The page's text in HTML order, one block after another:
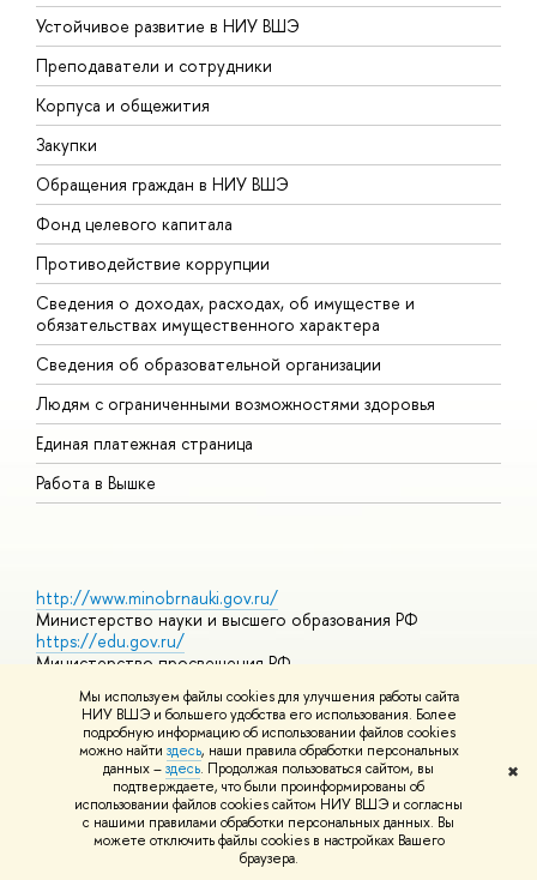
Мы используем файлы cookies для улучшения работы сайта
НИУ ВШЭ и большего удобства его использования. Более
подробную информацию об использовании файлов cookies
можно найти здесь, наши правила обработки персональных
данных –здесь. Продолжая пользоваться сайтом, вы
подтверждаете, что были проинформированы об
использовании файлов cookies сайтом НИУ ВШЭ и согласны
с нашими правилами обработки персональных данных. Вы
можете отключить файлы cookies в настройках Вашего
браузера.
✖
Устойчивое развитие в НИУ ВШЭ
Преподаватели и сотрудники
Корпуса и общежития
Закупки
Обращения граждан в НИУ ВШЭ
Фонд целевого капитала
Противодействие коррупции
Сведения о доходах, расходах, об имуществе и
обязательствах имущественного характера
Сведения об образовательной организации
Людям с ограниченными возможностями здоровья
Единая платежная страница
Работа в Вышке
http://www.minobrnauki.gov.ru/
Министерство науки и высшего образования РФ
https://edu.gov.ru/
Министерство просвещения РФ
https://elearning.hse.ru/mooc
Массовые открытые онлайн-курсы
© НИУ ВШЭ 1993–2026 Адреса и контактыУсловия
использования материалов Политика конфиденциальности
Шрифты HSE Sans и HSE Slab разработаны вШколе дизайна НИУ